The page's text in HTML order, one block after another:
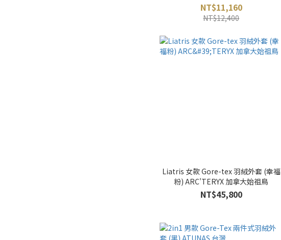
NT$11,160
NT$12,400
Liatris 女款 Gore-tex 羽絨外套 (幸福
粉) ARC'TERYX 加拿大始祖鳥
NT$45,800